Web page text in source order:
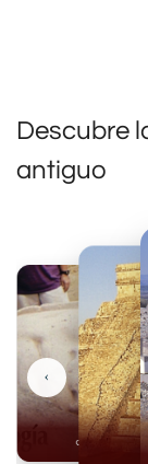
Descubre
antiguo
Olmecas
‹